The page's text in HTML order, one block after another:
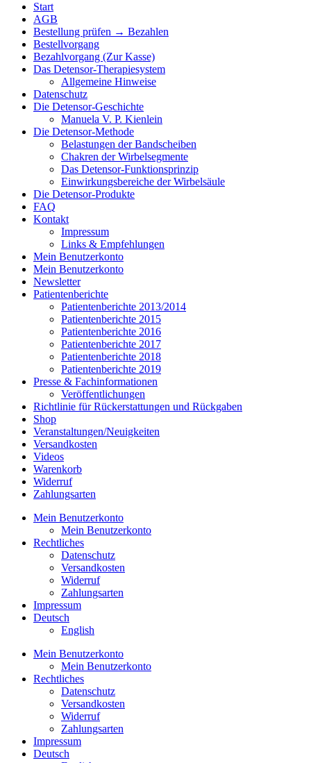
Start
AGB
Bestellung prüfen → Bezahlen
Bestellvorgang
Bezahlvorgang (Zur Kasse)
Das Detensor-Therapiesystem
Allgemeine Hinweise
Datenschutz
Die Detensor-Geschichte
Manuela V. P. Kienlein
Die Detensor-Methode
Belastungen der Bandscheiben
Chakren der Wirbelsegmente
Das Detensor-Funktionsprinzip
Einwirkungsbereiche der Wirbelsäule
Die Detensor-Produkte
FAQ
Kontakt
Impressum
Links & Empfehlungen
Mein Benutzerkonto
Mein Benutzerkonto
Newsletter
Patientenberichte
Patientenberichte 2013/2014
Patientenberichte 2015
Patientenberichte 2016
Patientenberichte 2017
Patientenberichte 2018
Patientenberichte 2019
Presse & Fachinformationen
Veröffentlichungen
Richtlinie für Rückerstattungen und Rückgaben
Shop
Veranstaltungen/Neuigkeiten
Versandkosten
Videos
Warenkorb
Widerruf
Zahlungsarten
Mein Benutzerkonto
Mein Benutzerkonto
Rechtliches
Datenschutz
Versandkosten
Widerruf
Zahlungsarten
Impressum
Deutsch
English
Mein Benutzerkonto
Mein Benutzerkonto
Rechtliches
Datenschutz
Versandkosten
Widerruf
Zahlungsarten
Impressum
Deutsch